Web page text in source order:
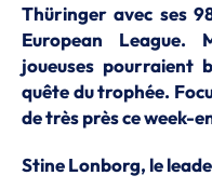
Thüringer avec ses
European League.
joueuses pourraient
quête du trophée.
de très près ce week-
Stine Lonborg, le